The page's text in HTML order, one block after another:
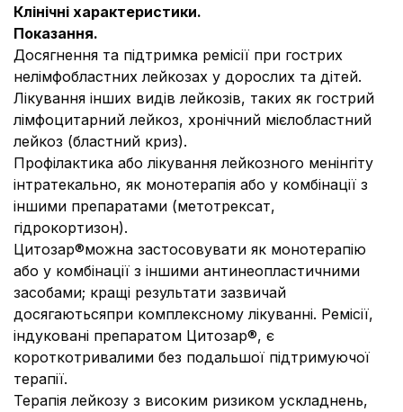
Клінічні характеристики.
Показання.
Досягнення та підтримка ремісії при гострих
нелімфобластних лейкозах у дорослих та дітей.
Лікування інших видів лейкозів, таких як гострий
лімфоцитарний лейкоз, хронічний мієлобластний
лейкоз (бластний криз).
Профілактика або лікування лейкозного менінгіту
інтратекально, як монотерапія або у комбінації з
іншими препаратами (метотрексат,
гідрокортизон).
Цитозар®можна застосовувати як монотерапію
або у комбінації з іншими антинеопластичними
засобами; кращі результати зазвичай
досягаютьсяпри комплексному лікуванні. Ремісії,
індуковані препаратом Цитозар®, є
короткотривалими без подальшої підтримуючої
терапії.
Терапія лейкозу з високим ризиком ускладнень,